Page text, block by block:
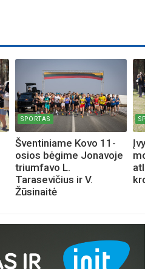
SPORTAS
Šventiniame Kovo 11-
osios bėgime Jonavoje
triumfavo L.
Tarasevičius ir V.
Žūsinaitė